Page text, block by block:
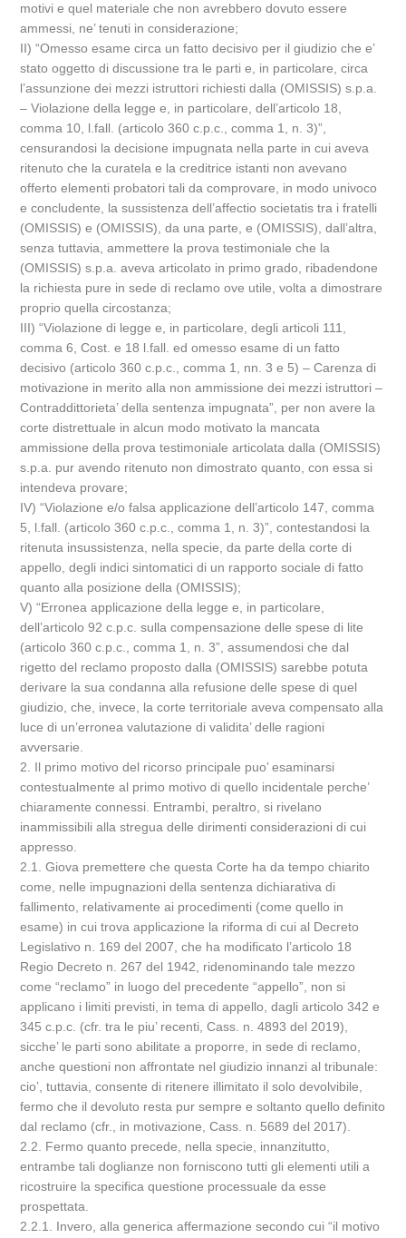
motivi e quel materiale che non avrebbero dovuto essere
ammessi, ne’ tenuti in considerazione;
II) “Omesso esame circa un fatto decisivo per il giudizio che e’
stato oggetto di discussione tra le parti e, in particolare, circa
l’assunzione dei mezzi istruttori richiesti dalla (OMISSIS) s.p.a.
– Violazione della legge e, in particolare, dell’articolo 18,
comma 10, l.fall. (articolo 360 c.p.c., comma 1, n. 3)”,
censurandosi la decisione impugnata nella parte in cui aveva
ritenuto che la curatela e la creditrice istanti non avevano
offerto elementi probatori tali da comprovare, in modo univoco
e concludente, la sussistenza dell’affectio societatis tra i fratelli
(OMISSIS) e (OMISSIS), da una parte, e (OMISSIS), dall’altra,
senza tuttavia, ammettere la prova testimoniale che la
(OMISSIS) s.p.a. aveva articolato in primo grado, ribadendone
la richiesta pure in sede di reclamo ove utile, volta a dimostrare
proprio quella circostanza;
III) “Violazione di legge e, in particolare, degli articoli 111,
comma 6, Cost. e 18 l.fall. ed omesso esame di un fatto
decisivo (articolo 360 c.p.c., comma 1, nn. 3 e 5) – Carenza di
motivazione in merito alla non ammissione dei mezzi istruttori –
Contraddittorieta’ della sentenza impugnata”, per non avere la
corte distrettuale in alcun modo motivato la mancata
ammissione della prova testimoniale articolata dalla (OMISSIS)
s.p.a. pur avendo ritenuto non dimostrato quanto, con essa si
intendeva provare;
IV) “Violazione e/o falsa applicazione dell’articolo 147, comma
5, l.fall. (articolo 360 c.p.c., comma 1, n. 3)”, contestandosi la
ritenuta insussistenza, nella specie, da parte della corte di
appello, degli indici sintomatici di un rapporto sociale di fatto
quanto alla posizione della (OMISSIS);
V) “Erronea applicazione della legge e, in particolare,
dell’articolo 92 c.p.c. sulla compensazione delle spese di lite
(articolo 360 c.p.c., comma 1, n. 3”, assumendosi che dal
rigetto del reclamo proposto dalla (OMISSIS) sarebbe potuta
derivare la sua condanna alla refusione delle spese di quel
giudizio, che, invece, la corte territoriale aveva compensato alla
luce di un’erronea valutazione di validita’ delle ragioni
avversarie.
2. Il primo motivo del ricorso principale puo’ esaminarsi
contestualmente al primo motivo di quello incidentale perche’
chiaramente connessi. Entrambi, peraltro, si rivelano
inammissibili alla stregua delle dirimenti considerazioni di cui
appresso.
2.1. Giova premettere che questa Corte ha da tempo chiarito
come, nelle impugnazioni della sentenza dichiarativa di
fallimento, relativamente ai procedimenti (come quello in
esame) in cui trova applicazione la riforma di cui al Decreto
Legislativo n. 169 del 2007, che ha modificato l’articolo 18
Regio Decreto n. 267 del 1942, ridenominando tale mezzo
come “reclamo” in luogo del precedente “appello”, non si
applicano i limiti previsti, in tema di appello, dagli articolo 342 e
345 c.p.c. (cfr. tra le piu’ recenti, Cass. n. 4893 del 2019),
sicche’ le parti sono abilitate a proporre, in sede di reclamo,
anche questioni non affrontate nel giudizio innanzi al tribunale:
cio’, tuttavia, consente di ritenere illimitato il solo devolvibile,
fermo che il devoluto resta pur sempre e soltanto quello definito
dal reclamo (cfr., in motivazione, Cass. n. 5689 del 2017).
2.2. Fermo quanto precede, nella specie, innanzitutto,
entrambe tali doglianze non forniscono tutti gli elementi utili a
ricostruire la specifica questione processuale da esse
prospettata.
2.2.1. Invero, alla generica affermazione secondo cui “il motivo